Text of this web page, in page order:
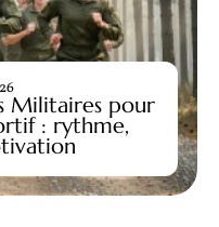
Militaires pour
: rythme,